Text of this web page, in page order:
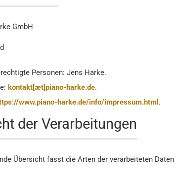
GmbH
Personen: Jens Harke.
kontakt[æt]piano-harke.de.
www.piano-harke.de/info/impressum.html .
der Verarbeitungen
Übersicht fasst die Arten der verarbeiteten